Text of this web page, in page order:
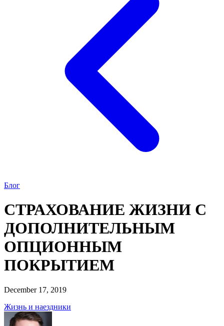
Блог
СТРАХОВАНИЕ ЖИЗНИ С
ДОПОЛНИТЕЛЬНЫМ
ОПЦИОННЫМ
ПОКРЫТИЕМ
December 17, 2019
Жизнь и наездники